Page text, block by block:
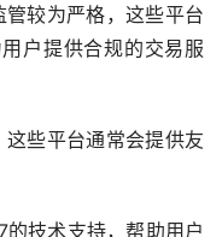
管较为严格，这些平台
户提供合规的交易服
些平台通常会提供友
技术支持，帮助用户